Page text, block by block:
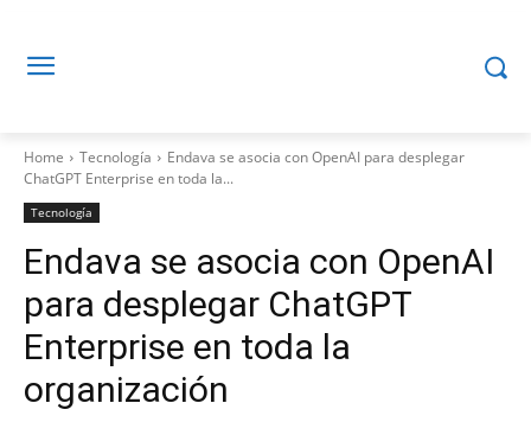
Home Tecnología
Endava se asocia con OpenAI para desplegar
ChatGPT Enterprise en toda la...
Tecnología
Endava se asocia con OpenAI
para desplegar ChatGPT
Enterprise en toda la
organización